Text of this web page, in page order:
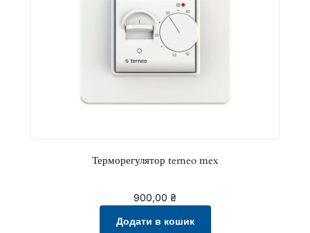
Терморегулятор terneo mex
900,00 ₴
Додати в кошик